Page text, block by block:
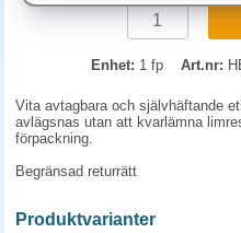
Enhet: 1 fp Art.nr:
Vita avtagbara och självhäftande
avlägsnas utan att kvarlämna
förpackning.
Begränsad returrätt
Produktvarianter